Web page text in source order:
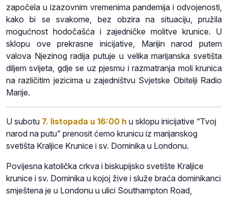
započela u izazovnim vremenima pandemija i odvojenosti,
kako bi se svakome, bez obzira na situaciju, pružila
mogućnost hodočašća i zajedničke molitve krunice. U
sklopu ove prekrasne inicijative, Marijin narod putem
valova Njezinog radija putuje u velika marijanska svetišta
diljem svijeta, gdje se uz pjesmu i razmatranja moli krunica
na različitim jezicima u zajedništvu Svjetske Obitelji Radio
Marije.
U subotu 7. listopada u 16:00 h u sklopu inicijative “Tvoj
narod na putu” prenosit ćemo krunicu iz marijanskog
svetišta Kraljice Krunice i sv. Dominika u Londonu.
Povijesna katolička crkva i biskupijsko svetište Kraljice
krunice i sv. Dominika u kojoj žive i služe braća dominikanci
smještena je u Londonu u ulici Southampton Road,